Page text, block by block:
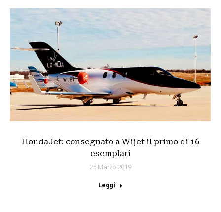
HondaJet: consegnato a Wijet il primo di 16
esemplari
25 Marzo 2019
Leggi